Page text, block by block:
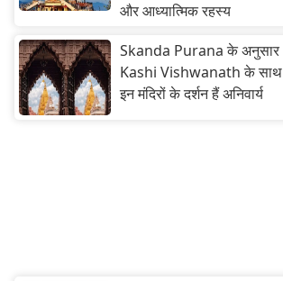
और आध्यात्मिक रहस्य
Skanda Purana के अनुसार
Kashi Vishwanath के साथ
इन मंदिरों के दर्शन हैं अनिवार्य